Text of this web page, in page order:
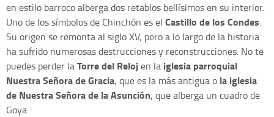
en estilo barroco alberga dos retablos bellísimos en su interior.
Uno de los símbolos de Chinchón es el Castillo de los Condes.
Su origen se remonta al siglo XV, pero a lo largo de la historia
ha sufrido numerosas destrucciones y reconstrucciones. No te
puedes perder laTorre del Relojen la iglesia parroquial
Nuestra Señora de Gracia, que es la más antigua o la iglesia
de Nuestra Señora de la Asunción, que alberga un cuadro de
Goya.